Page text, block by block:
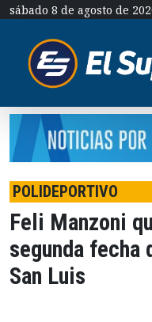
sábado 8 de agosto de
POLIDEPORTIVO
Feli Manzoni
segunda fecha
San Luis